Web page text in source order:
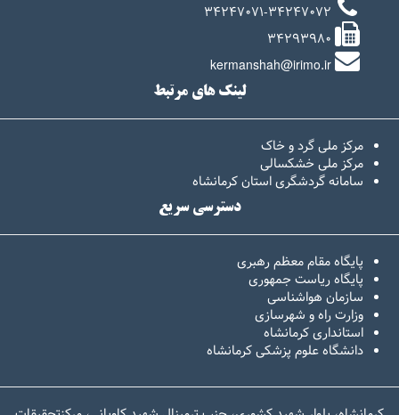
34247071-34247072
34293980
kermanshah@irimo.ir
لینک های مرتبط
مرکز ملی گرد و خاک
مرکز ملی خشکسالی
سامانه گردشگری استان کرمانشاه
دسترسی سریع
پایگاه مقام معظم رهبری
پایگاه ریاست جمهوری
سازمان هواشناسی
وزارت راه و شهرسازی
استانداری کرمانشاه
دانشگاه علوم پزشکی کرمانشاه